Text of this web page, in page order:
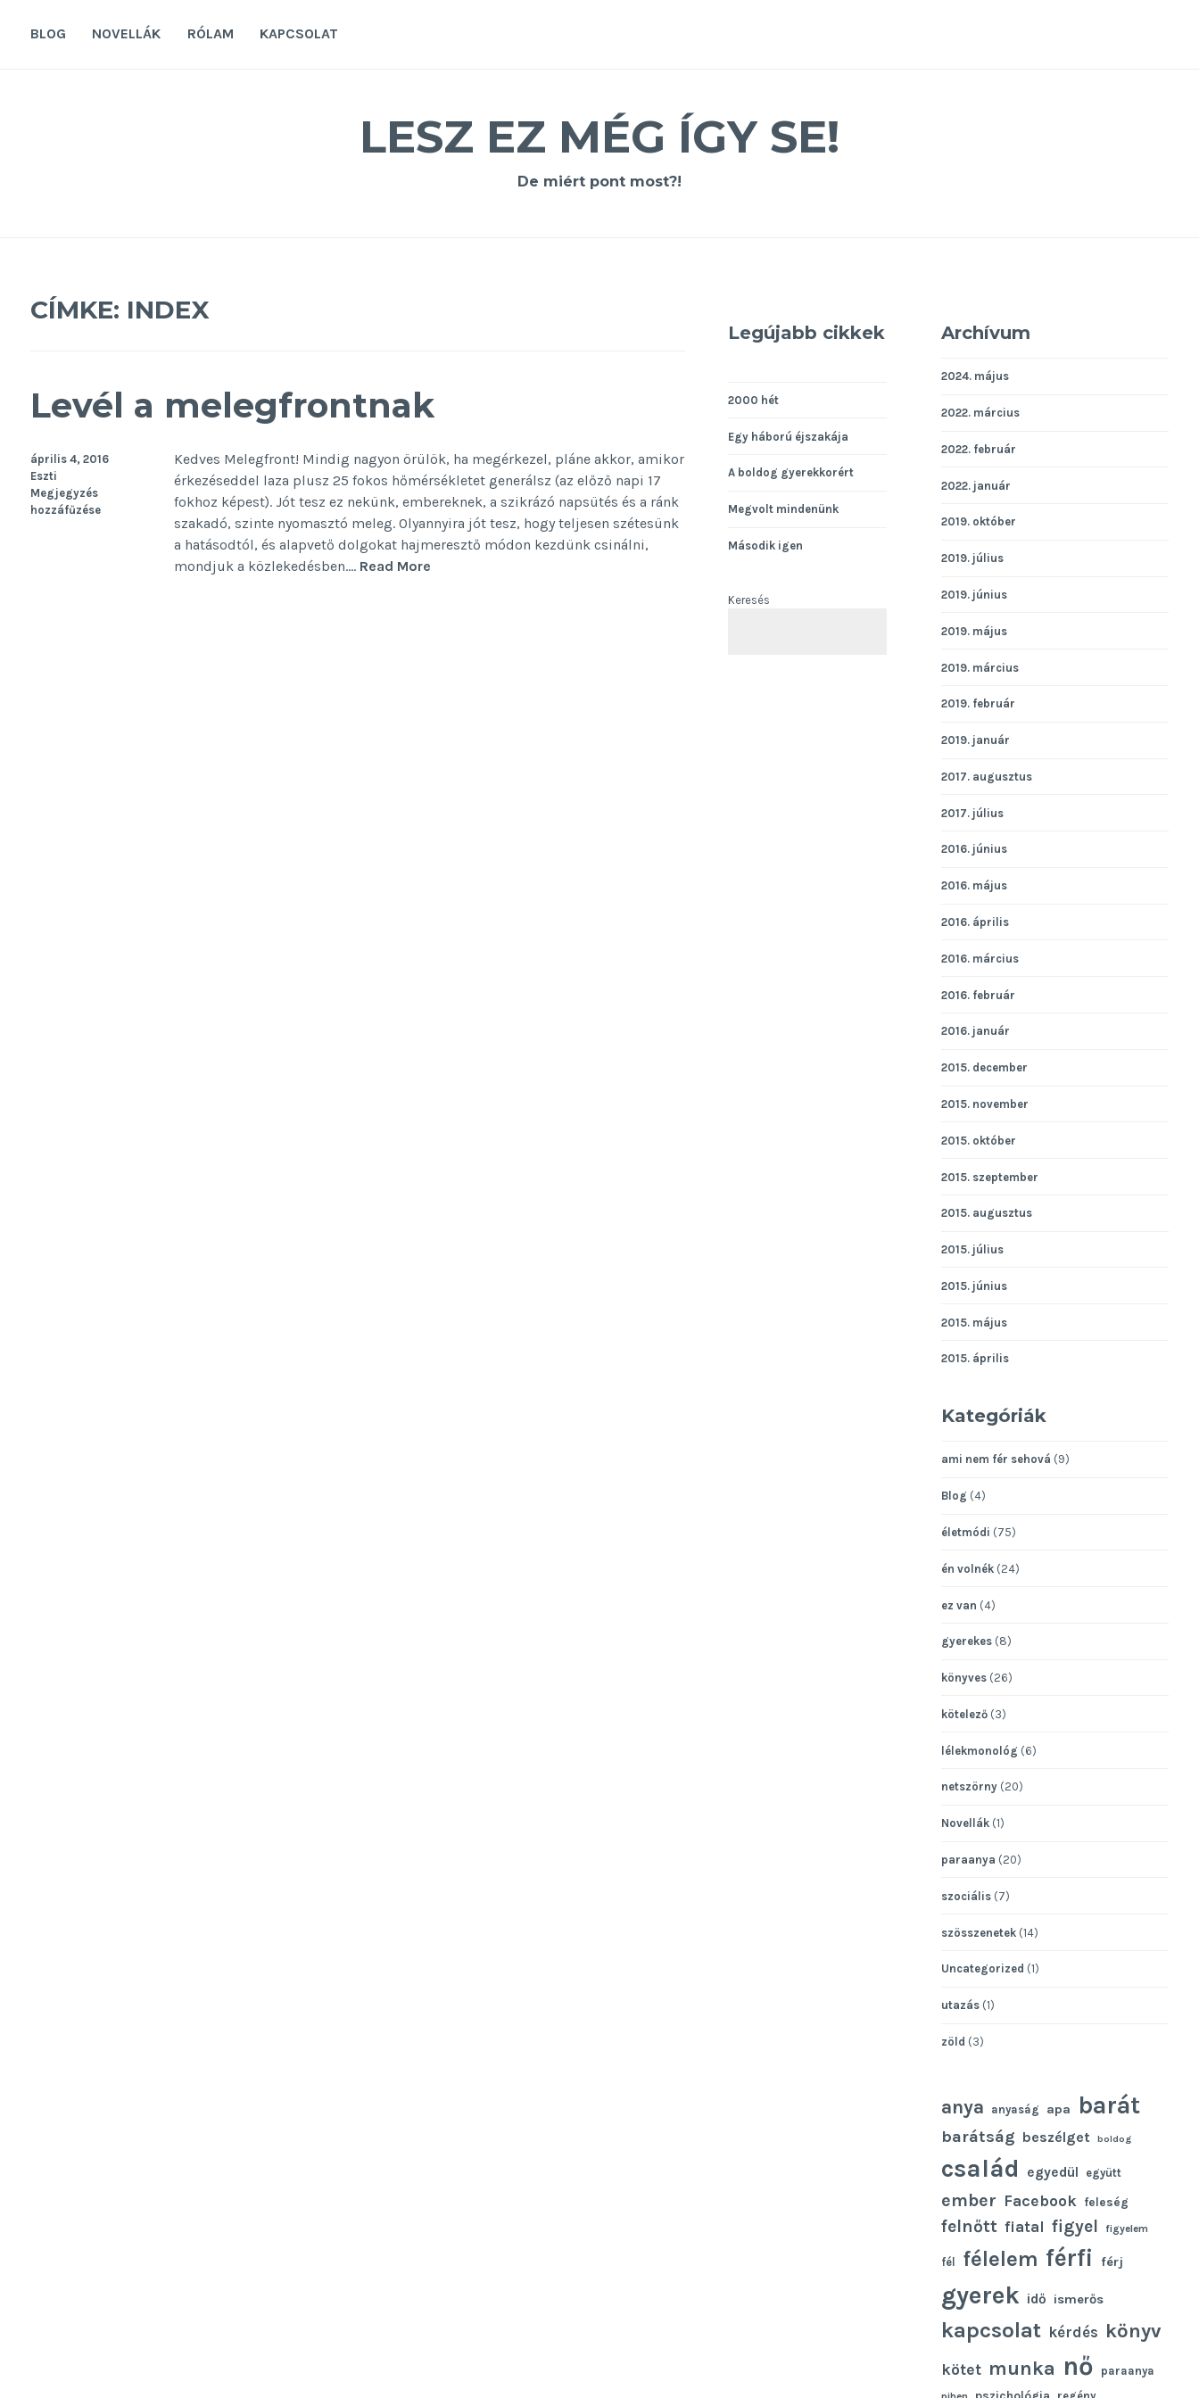
BLOG NOVELLÁK RÓLAM KAPCSOLAT
LESZ EZ MÉG ÍGY SE!
De miért pont most?!
CÍMKE: INDEX
Levél a melegfrontnak
Kedves Melegfront! Mindig nagyon örülök, ha megérkezel, pláne akkor, amikor
érkezéseddel laza plusz 25 fokos hőmérsékletet generálsz (az előző napi 17
fokhoz képest). Jót tesz ez nekünk, embereknek, a szikrázó napsütés és a ránk
szakadó, szinte nyomasztó meleg. Olyannyira jót tesz, hogy teljesen szétesünk
a hatásodtól, és alapvető dolgokat hajmeresztő módon kezdünk csinálni,
mondjuk a közlekedésben.… Read More
április 4, 2016
Eszti
Megjegyzés
hozzáfűzése
Legújabb cikkek
2000 hét
Egy háború éjszakája
A boldog gyerekkorért
Megvolt mindenünk
Második igen
Keresés
KERESÉS
Archívum
2024. május
2022. március
2022. február
2022. január
2019. október
2019. július
2019. június
2019. május
2019. március
2019. február
2019. január
2017. augusztus
2017. július
2016. június
2016. május
2016. április
2016. március
2016. február
2016. január
2015. december
2015. november
2015. október
2015. szeptember
2015. augusztus
2015. július
2015. június
2015. május
2015. április
Kategóriák
ami nem fér sehová (9)
Blog (4)
életmódi (75)
én volnék (24)
ez van (4)
gyerekes (8)
könyves (26)
kötelező (3)
lélekmonológ (6)
netszörny (20)
Novellák (1)
paraanya (20)
szociális (7)
szösszenetek (14)
Uncategorized (1)
utazás (1)
zöld (3)
anya anyaság apa barát
barátság beszélget boldog
család egyedül együtt
ember Facebook feleség
felnőtt fiatal figyel figyelem
fél félelem férfi férj
gyerek idő ismerős
kapcsolat kérdés könyv
kötet munka nő paraanya
pszichológia regény